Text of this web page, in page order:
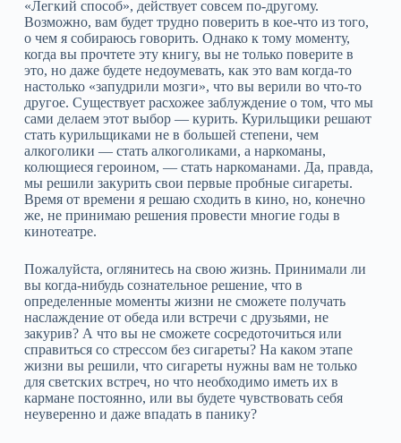
«Легкий способ», действует совсем по‑другому.
Возможно, вам будет трудно поверить в кое‑что из того,
о чем я собираюсь говорить. Однако к тому моменту,
когда вы прочтете эту книгу, вы не только поверите в
это, но даже будете недоумевать, как это вам когда‑то
настолько «запудрили мозги», что вы верили во что‑то
другое. Существует расхожее заблуждение о том, что мы
сами делаем этот выбор — курить. Курильщики решают
стать курильщиками не в большей степени, чем
алкоголики — стать алкоголиками, а наркоманы,
колющиеся героином, — стать наркоманами. Да, правда,
мы решили закурить свои первые пробные сигареты.
Время от времени я решаю сходить в кино, но, конечно
же, не принимаю решения провести многие годы в
кинотеатре.
Пожалуйста, оглянитесь на свою жизнь. Принимали ли
вы когда‑нибудь сознательное решение, что в
определенные моменты жизни не сможете получать
наслаждение от обеда или встречи с друзьями, не
закурив? А что вы не сможете сосредоточиться или
справиться со стрессом без сигареты? На каком этапе
жизни вы решили, что сигареты нужны вам не только
для светских встреч, но что необходимо иметь их в
кармане постоянно, или вы будете чувствовать себя
неуверенно и даже впадать в панику?